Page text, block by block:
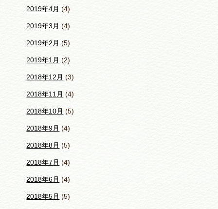
2019年4月 (4)
2019年3月 (4)
2019年2月 (5)
2019年1月 (2)
2018年12月 (3)
2018年11月 (4)
2018年10月 (5)
2018年9月 (4)
2018年8月 (5)
2018年7月 (4)
2018年6月 (4)
2018年5月 (5)